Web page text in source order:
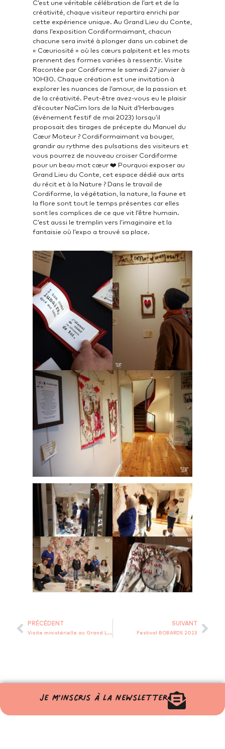
C’est une véritable célébration de l’art et de la
créativité, chaque visiteur repartira enrichi par
cette expérience unique. Au Grand Lieu du Conte,
dans l’exposition Cordiformaimant, chacun
chacune sera invité à plonger dans un cabinet de
« Cœuriosité » où les cœurs palpitent et les mots
prennent des formes variées à ressentir. Visite
Racontée par Cordiforme le samedi 27 janvier à
10H30. Chaque création est une invitation à
explorer les nuances de l’amour, de la passion et
de la créativité. Peut-être avez-vous eu le plaisir
d’écouter NaCim lors de la Nuit d’Herbauges
(événement festif de mai 2023) lorsqu’il
proposait des tirages de précepte du Manuel du
Cœur Moteur ? Cordiformaimant va bouger,
grandir au rythme des pulsations des visiteurs et
vous pourrez de nouveau croiser Cordiforme
pour un beau mot cœur ❤️ Pourquoi exposer au
Grand Lieu du Conte, cet espace dédié aux arts
du récit et à la Nature ? Dans le travail de
Cordiforme, la végétation, la nature, la faune et
la flore sont tout le temps présentes car elles
sont les complices de ce que vit l’être humain.
C’est aussi le tremplin vers l’imaginaire et la
fantaisie où l’expo a trouvé sa place.
PRÉCÉDENT
Visite ministérielle au Grand Lieu du Conte
SUIVANT
Festival BOBARDS 2023
Je m'inscris à la newsletter